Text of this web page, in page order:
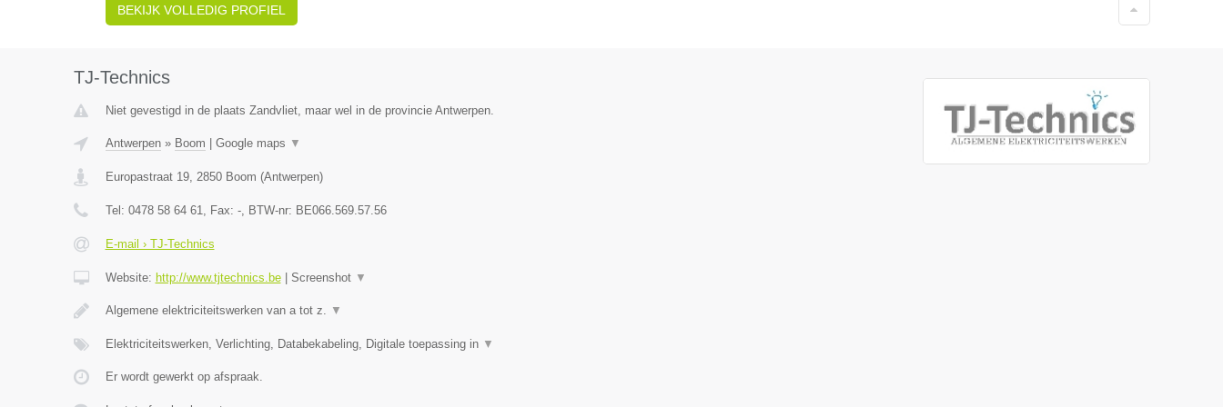
BEKIJK VOLLEDIG PROFIEL
TJ-Technics
Niet gevestigd in de plaats Zandvliet, maar wel in de provincie Antwerpen.
Antwerpen» Boom Google maps ▼
Europastraat 19, 2850 Boom (Antwerpen)
Tel: 0478 58 64 61, Fax: -, BTW-nr: BE066.569.57.56
E-mail › TJ-Technics
Website: http://www.tjtechnics.be| Screenshot ▼
Algemene elektriciteitswerken van a tot z. ▼
Elektriciteitswerken, Verlichting, Databekabeling, Digitale toepassing in ▼
Er wordt gewerkt op afspraak.